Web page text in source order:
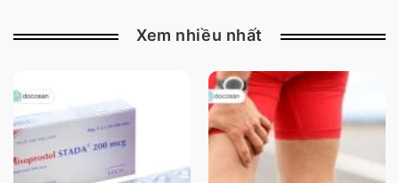
Xem nhiều nhất